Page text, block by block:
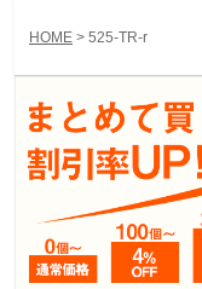
HOME > 525-TR-r